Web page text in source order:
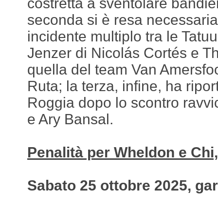
costretta a sventolare
seconda si è resa
incidente multiplo tra le
Jenzer di Nicolás Cortés e
quella del team Van
Ruta; la terza, infine, ha
Roggia dopo lo scontro
e Ary Bansal.
Penalità per Wheldon e
Sabato 25 ottobre 2025,